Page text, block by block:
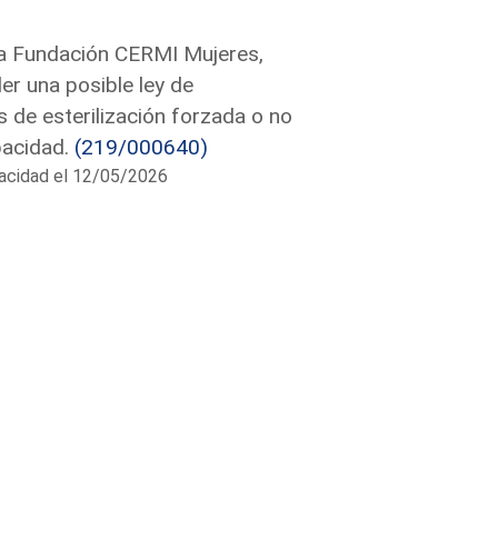
CERMI Mujeres,
una posible ley de
de esterilización forzada o no
(219/000640)
el 12/05/2026